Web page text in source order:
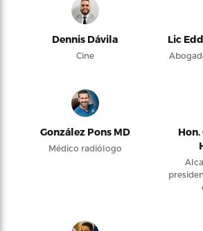
Dennis Dávila
Cine
Lic
González Pons MD
Médico radiólogo
Hon.